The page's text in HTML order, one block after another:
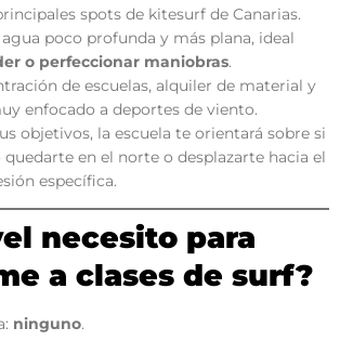
spots de kitesurf de Canarias.
poco profunda y más plana, ideal
o perfeccionar maniobras.
de escuelas, alquiler de material y
enfocado a deportes de viento.
objetivos, la escuela te orientará sobre si
en el norte o desplazarte hacia el
específica.
necesito para
a clases de surf?
ninguno.